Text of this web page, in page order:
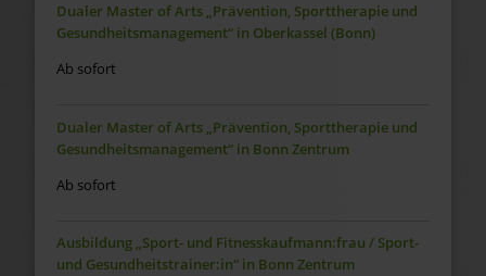
Dualer Master of Arts „Prävention, Sporttherapie und
Gesundheitsmanagement“ in Oberkassel (Bonn)
Ab sofort
Dualer Master of Arts „Prävention, Sporttherapie und
Gesundheitsmanagement“ in Bonn Zentrum
Ab sofort
Ausbildung „Sport- und Fitnesskaufmann:frau / Sport-
und Gesundheitstrainer:in“ in Bonn Zentrum